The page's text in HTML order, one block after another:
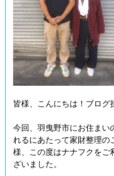
皆様、こんにちは！ブログ
今回、羽曳野市にお住まい
れるにあたって家財整理の
様、この度はナナフクをご
ざいました。